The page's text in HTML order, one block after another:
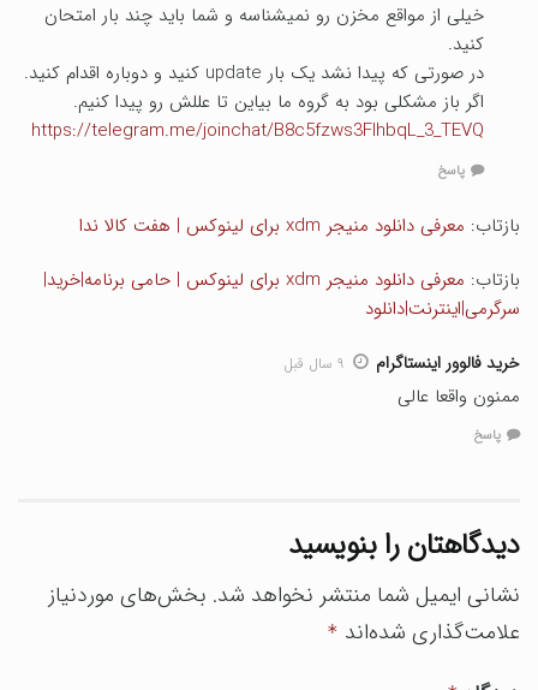
خیلی از مواقع مخزن رو نمیشناسه و شما باید چند بار امتحان
کنید.
در صورتی که پیدا نشد یک بار update کنید و دوباره اقدام کنید.
اگر باز مشکلی بود به گروه ما بیاین تا عللش رو پیدا کنیم.
https://telegram.me/joinchat/B8c5fzws3FlhbqL_3_TEVQ
پاسخ
بازتاب: معرفی دانلود منیجر xdm برای لینوکس | هفت کالا ندا
بازتاب:
معرفی دانلود منیجر xdm برای لینوکس | حامی برنامه|خرید|
سرگرمی|اینترنت|دانلود
خرید فالوور اینستاگرام ۹ سال قبل
ممنون واقعا عالی
پاسخ
دیدگاهتان را بنویسید
نشانی ایمیل شما منتشر نخواهد شد. بخش‌های موردنیاز
علامت‌گذاری شده‌اند *